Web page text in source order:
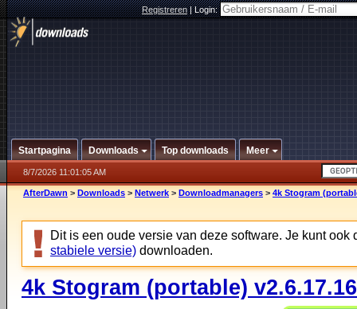
Registreren|Login:
Startpagina Downloads Top downloads Meer
8/7/2026 11:01:05 AM
AfterDawn > Downloads > Netwerk > Downloadmanagers > 4k Stogram
Dit is een oude versie van deze software. Je kunt ook
stabiele versie) downloaden.
4k Stogram (portable)